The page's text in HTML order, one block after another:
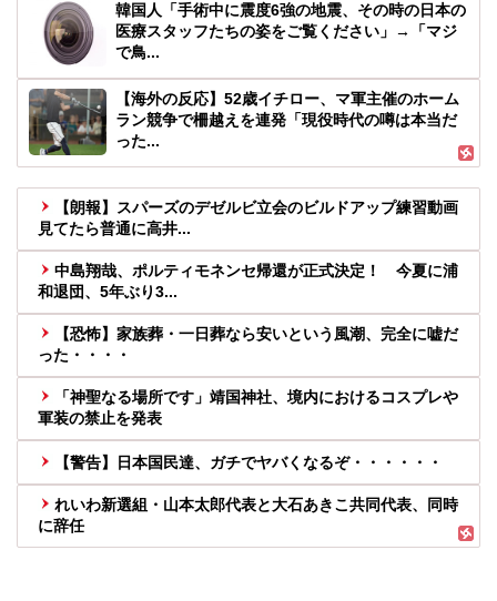
韓国人「手術中に震度6強の地震、その時の日本の
医療スタッフたちの姿をご覧ください」→「マジ
で鳥...
【海外の反応】52歳イチロー、マ軍主催のホーム
ラン競争で柵越えを連発「現役時代の噂は本当だ
った...
【朗報】スパーズのデゼルビ立会のビルドアップ練習動画
見てたら普通に高井...
中島翔哉、ポルティモネンセ帰還が正式決定！ 今夏に浦
和退団、5年ぶり3...
【恐怖】家族葬・一日葬なら安いという風潮、完全に嘘だ
った・・・・
「神聖なる場所です」靖国神社、境内におけるコスプレや
軍装の禁止を発表
【警告】日本国民達、ガチでヤバくなるぞ・・・・・・
れいわ新選組・山本太郎代表と大石あきこ共同代表、同時
に辞任